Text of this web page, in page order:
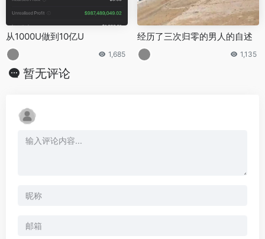
从1000U做到10亿U
1,685
经历了三次归零的男人的自述
1,135
暂无评论